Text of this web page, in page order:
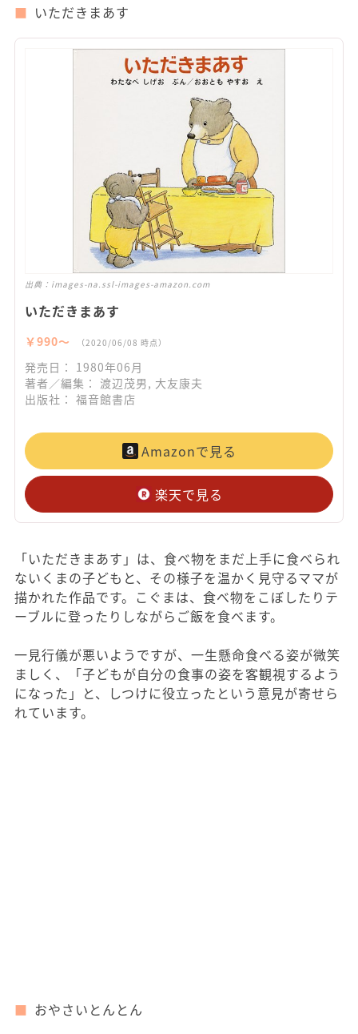
いただきまあす
出典： images-na.ssl-images-amazon.com
いただきまあす
￥990〜 （2020/06/08 時点）
発売日： 1980年06月
著者／編集： 渡辺茂男, 大友康夫
出版社： 福音館書店
Amazonで見る
楽天で見る
「いただきまあす」は、食べ物をまだ上手に食べられ
ないくまの子どもと、その様子を温かく見守るママが
描かれた作品です。こぐまは、食べ物をこぼしたりテ
ーブルに登ったりしながらご飯を食べます。
一見行儀が悪いようですが、一生懸命食べる姿が微笑
ましく、「子どもが自分の食事の姿を客観視するよう
になった」と、しつけに役立ったという意見が寄せら
れています。
おやさいとんとん